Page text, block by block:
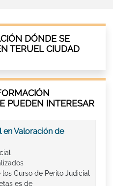
DÓNDE SE
TERUEL CIUDAD
PUEDEN INTERESAR
en Valoración de
los Curso de Perito Judicial
es de